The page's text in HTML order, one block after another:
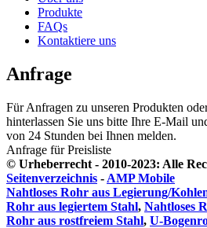
Produkte
FAQs
Kontaktiere uns
Anfrage
Für Anfragen zu unseren Produkten
hinterlassen Sie uns bitte Ihre E-Mail
von 24 Stunden bei Ihnen melden.
Anfrage für Preisliste
© Urheberrecht - 2010-2023: Alle
Seitenverzeichnis - AMP Mobile
Nahtloses Rohr aus Legierung/
Rohr aus legiertem Stahl, Nahtloses
Rohr aus rostfreiem Stahl, U-